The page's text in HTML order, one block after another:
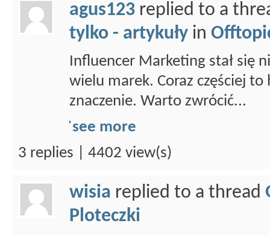
agus123 replied to a
tylko - artykuły in
Influencer Marketing stał się
wielu marek. Coraz częściej
znaczenie. Warto zwrócić...
see more
3 replies | 4402 view(s)
wisia replied to a thread
Ploteczki